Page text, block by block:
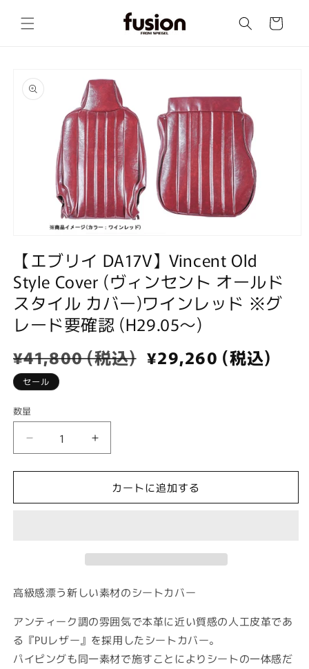
ンツに
進む
ー
報にス
キップ
ル
で
メ
ィ
(1)
を
開
く
【エブリイ DA17V】Vincent Old
Style Cover (ヴィンセント オールド
スタイル カバー)ワインレッド ※グ
レード要確認 (H29.05～)
通
常
価
格
¥41,800 (税込)
セ
¥29,260 (税込)
セール
数
数量
(ヴ
ィ
ン
セ
ン
【エ
Style
Cover
(ヴ
ィ
ン
セ
ン
カートに追加する
高級感漂う新しい素材のシートカバー
アンティーク調の雰囲気で本革に近い質感の人工皮革であ
る『PUレザー』を採用したシートカバー。
パイピングも同一素材で施すことによりシートの一体感だ